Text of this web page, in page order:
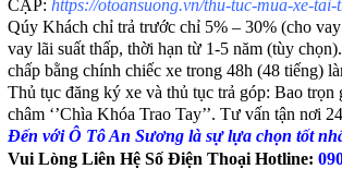
CẬP: https://otoansuong.vn/thu-tuc-mua-xe-tai-
Qúy Khách chỉ trả trước chỉ 5% – 30% (cho
vay lãi suất thấp, thời hạn từ 1-5 năm (tùy
chấp bằng chính chiếc xe trong 48h (48 tiếng)
Thủ tục đăng ký xe và thủ tục trả góp: Bao trọn
châm ‘’Chìa Khóa Trao Tay’’. Tư vấn tận nơi
Đến với Ô Tô An Sương là sự lựa chọn tốt
Vui Lòng Liên Hệ Số Điện Thoại Hotline: